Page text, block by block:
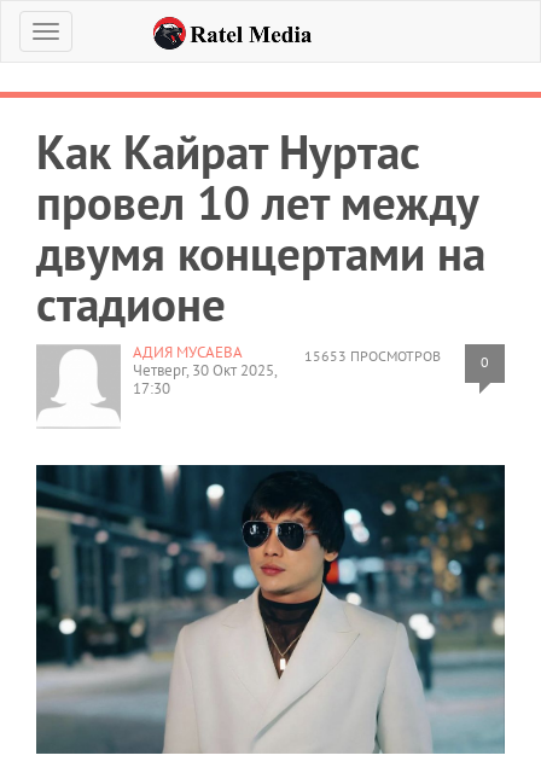
Меню
Как Кайрат Нуртас
провел 10 лет между
двумя концертами на
стадионе
15653 ПРОСМОТРОВ 0
АДИЯ МУСАЕВА
Четверг, 30 Окт 2025,
17:30